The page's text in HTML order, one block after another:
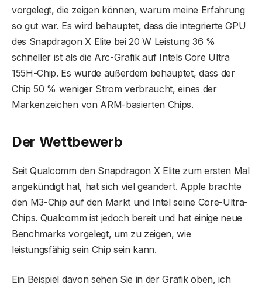
vorgelegt, die zeigen können, warum meine Erfahrung
so gut war. Es wird behauptet, dass die integrierte GPU
des Snapdragon X Elite bei 20 W Leistung 36 %
schneller ist als die Arc-Grafik auf Intels Core Ultra
155H-Chip. Es wurde außerdem behauptet, dass der
Chip 50 % weniger Strom verbraucht, eines der
Markenzeichen von ARM-basierten Chips.
Der Wettbewerb
Seit Qualcomm den Snapdragon X Elite zum ersten Mal
angekündigt hat, hat sich viel geändert. Apple brachte
den M3-Chip auf den Markt und Intel seine Core-Ultra-
Chips. Qualcomm ist jedoch bereit und hat einige neue
Benchmarks vorgelegt, um zu zeigen, wie
leistungsfähig sein Chip sein kann.
Ein Beispiel davon sehen Sie in der Grafik oben, ich